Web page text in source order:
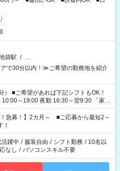
袋駅 / …
で30分以内！≫ご希望の勤務地を紹介
OK！
～19:00 夜勤 16:30～翌9:30 「家族
余裕を持って夕飯の準備がしたい」
ない」 など、ご希望を教えてください
勤務時間。 合計で週40時間を超える場
！急募！】2カ月～ ■ご応募から最短2～
！
躍中 / 服装自由 / シフト勤務 / 10名以
なし / パソコンスキル不要